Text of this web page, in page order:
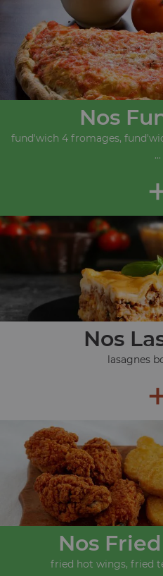
Nos
fund'wich 4 fromages,
...
Nos
lasagnes
Nos
fried hot wings, fried